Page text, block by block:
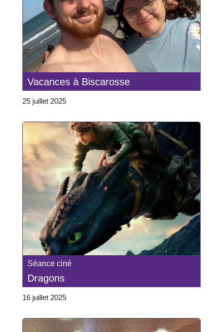
Vacances à Biscarosse
25 juillet 2025
Séance ciné
Dragons
16 juillet 2025